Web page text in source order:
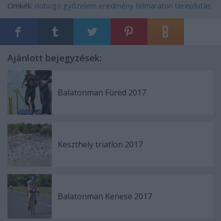
Címkék: dobogó győzelem eredmény félmaraton terepfutás
Ajánlott bejegyzések:
Balatonman Füred 2017
Keszthely triatlon 2017
Balatonman Kenese 2017